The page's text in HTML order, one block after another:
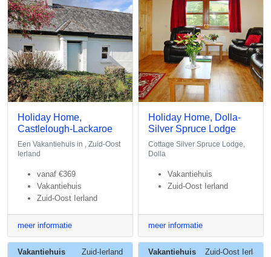
Holiday Home,
Castlelough-Lackaroe
Een Vakantiehuis in , Zuid-Oost
Ierland
vanaf €369
Vakantiehuis
Zuid-Oost Ierland
meer informatie
Holiday Home, Dolla-
Silver Spruce Lodge
Cottage Silver Spruce Lodge,
Dolla
Vakantiehuis
Zuid-Oost Ierland
meer informatie
Vakantiehuis Zuid-Ierland Vakantiehuis Zuid-Oost Ierland